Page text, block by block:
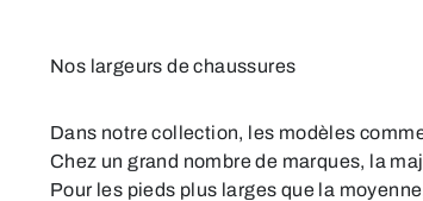
Nos largeurs de chaussures
Dans notre collection, les modèles
Chez un grand nombre de marques, la
Pour les pieds plus larges que la